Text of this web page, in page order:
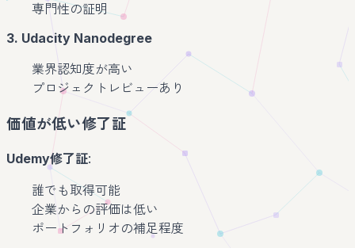
専門性の証明
3. Udacity Nanodegree
業界認知度が高い
プロジェクトレビューあり
価値が低い修了証
Udemy修了証:
誰でも取得可能
企業からの評価は低い
ポートフォリオの補足程度